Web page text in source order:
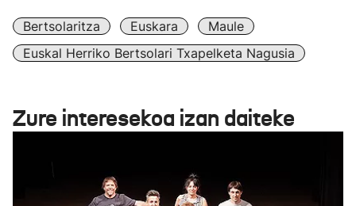
Bertsolaritza Euskara
Maule
Euskal Herriko Bertsolari Txapelketa Nagusia
Zure interesekoa izan daiteke